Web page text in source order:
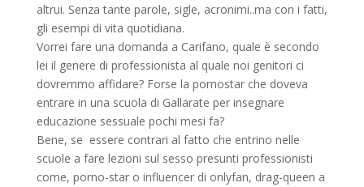
altrui. Senza tante parole, sigle, acronimi..ma con i fatti,
gli esempi di vita quotidiana.
Vorrei fare una domanda a Carifano, quale è secondo
lei il genere di professionista al quale noi genitori ci
dovremmo affidare? Forse la pornostar che doveva
entrare in una scuola di Gallarate per insegnare
educazione sessuale pochi mesi fa?
Bene, se essere contrari al fatto che entrino nelle
scuole a fare lezioni sul sesso presunti professionisti
come, porno-star o influencer di onlyfan, drag-queen a